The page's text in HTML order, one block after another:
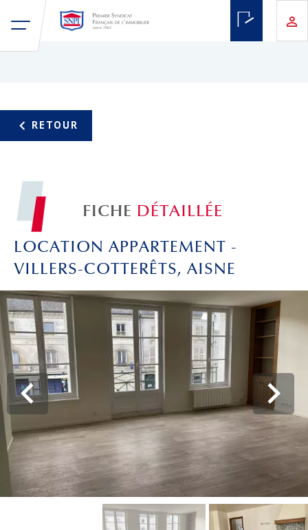
FICHE DÉTAILLÉE
LOCATION APPARTEMENT -
VILLERS-COTTERÊTS, AISNE